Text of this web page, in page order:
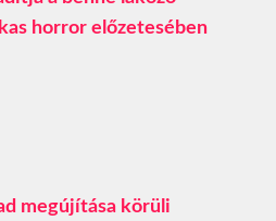
horror előzetesében
megújítása körüli